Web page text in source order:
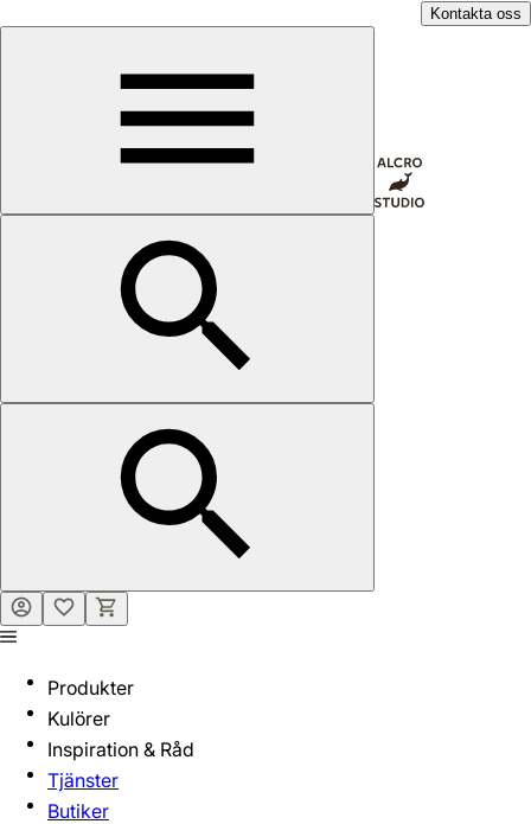
Kontakta oss
Produkter
Kulörer
Inspiration & Råd
Tjänster
Butiker